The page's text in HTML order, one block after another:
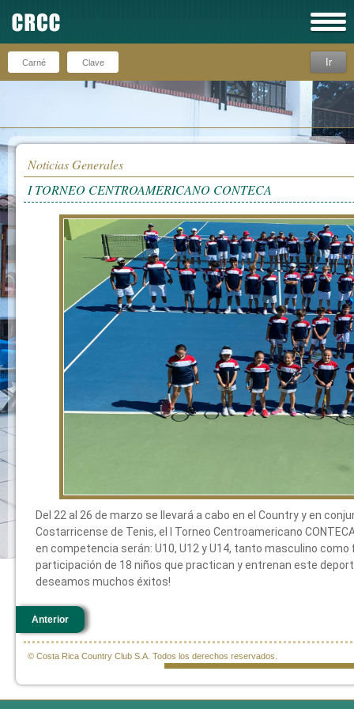
Ir
Noticias Generales
I TORNEO CENTROAMERICANO CONTECA
Del 22 al 26 de marzo se llevará a cabo en el Country y en
Costarricense de Tenis, el I Torneo Centroamericano
en competencia serán: U10, U12 y U14, tanto masculino
participación de 18 niños que practican y entrenan este
deseamos muchos éxitos!
Anterior
© Costa Rica Country Club S.A. Todos los derechos reservados.